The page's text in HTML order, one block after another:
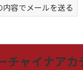
内容でメールを送る
チャイナア